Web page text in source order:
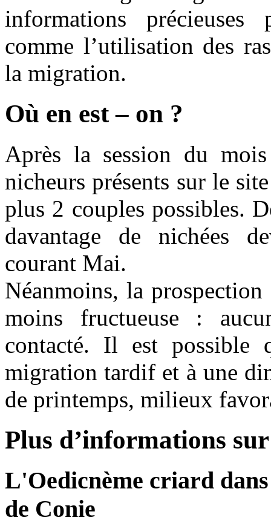
informations précieuses
comme l’utilisation des
la migration.
Où en est – on ?
Après la session du
nicheurs présents sur le
plus 2 couples possibles.
davantage de nichées
courant Mai.
Néanmoins, la
moins fructueuse :
contacté. Il est
migration tardif et à une
de printemps, milieux
Plus d’informations sur
L'Oedicnème criard
de Conie